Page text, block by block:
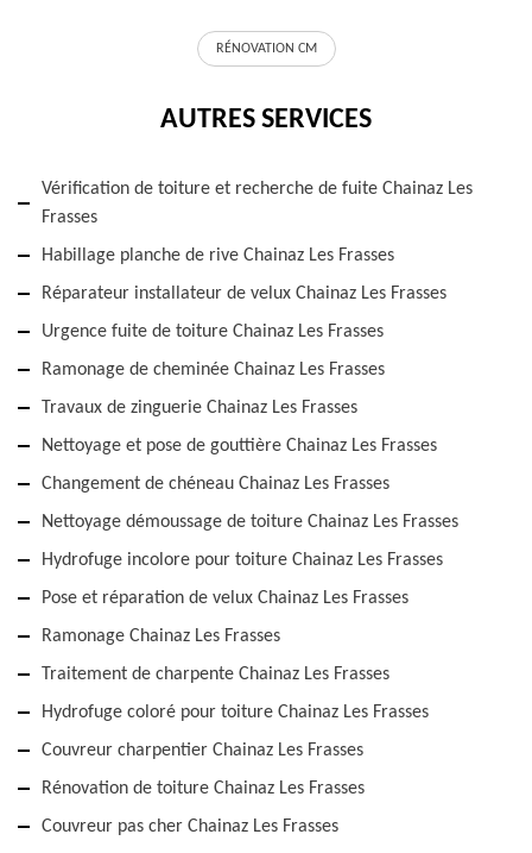
RÉNOVATION CM
AUTRES SERVICES
Vérification de toiture et recherche de fuite Chainaz Les
Frasses
Habillage planche de rive Chainaz Les Frasses
Réparateur installateur de velux Chainaz Les Frasses
Urgence fuite de toiture Chainaz Les Frasses
Ramonage de cheminée Chainaz Les Frasses
Travaux de zinguerie Chainaz Les Frasses
Nettoyage et pose de gouttière Chainaz Les Frasses
Changement de chéneau Chainaz Les Frasses
Nettoyage démoussage de toiture Chainaz Les Frasses
Hydrofuge incolore pour toiture Chainaz Les Frasses
Pose et réparation de velux Chainaz Les Frasses
Ramonage Chainaz Les Frasses
Traitement de charpente Chainaz Les Frasses
Hydrofuge coloré pour toiture Chainaz Les Frasses
Couvreur charpentier Chainaz Les Frasses
Rénovation de toiture Chainaz Les Frasses
Couvreur pas cher Chainaz Les Frasses